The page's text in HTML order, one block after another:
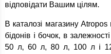
відповідати Вашим цілям.
В каталозі магазину Atropos
бідонів і бочок, в
50 л, 60 л, 80 л, 100 л і